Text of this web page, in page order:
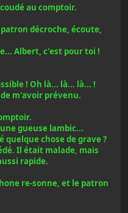
au comptoir.
décroche, écoute,
Albert, c'est pour toi !
! Oh là... là... là... !
m'avoir prévenu.
gueuse lambic...
quelque chose de grave ?
Il était malade, mais
rapide.
re-sonne, et le patron